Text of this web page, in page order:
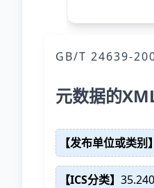
GB/T 24639-
元数据的
【发布单位或类别】
【ICS分类】